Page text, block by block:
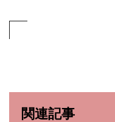
関連記事